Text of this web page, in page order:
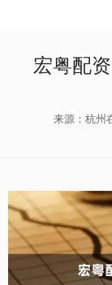
宏粤配
来源：杭州